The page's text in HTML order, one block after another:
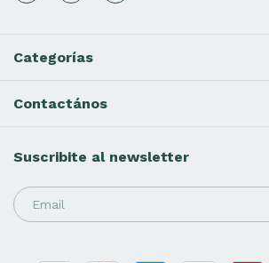
Categorías
Contactános
Suscribite al newsletter